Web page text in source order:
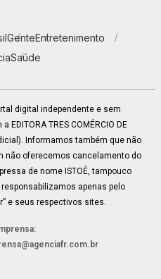
GenteEntretenimento
Saúde
digital independente e sem
TRES COMÉRCIO DE
Informamos também que não
não oferecemos cancelamento do
de nome ISTOÉ, tampouco
apenas pelo
e seus respectivos sites.